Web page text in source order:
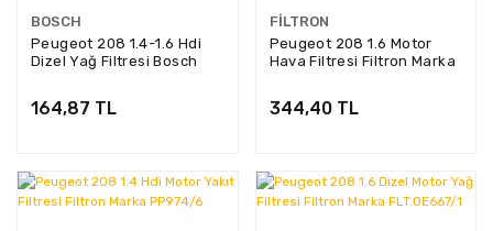
BOSCH
Peugeot 208 1.4-1.6 Hdi
Dizel Yağ Filtresi Bosch
164,87 TL
FILTRON
Peugeot 208 1.6 Motor
Hava Filtresi Filtron Marka
344,40 TL